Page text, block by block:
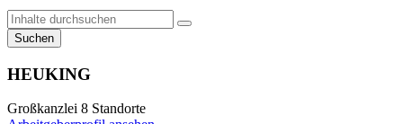
Suchen
HEUKING
Großkanzlei 8 Standorte